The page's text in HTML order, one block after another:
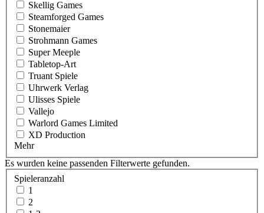
Skellig Games
Steamforged Games
Stonemaier
Strohmann Games
Super Meeple
Tabletop-Art
Truant Spiele
Uhrwerk Verlag
Ulisses Spiele
Vallejo
Warlord Games Limited
XD Production
Mehr
Es wurden keine passenden Filterwerte gefunden.
Spieleranzahl
1
2